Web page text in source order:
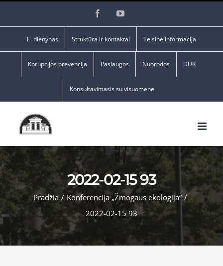
FacebookYouTube
E. dienynas Struktūra ir kontaktai Teisinė informacija
Korupcijos prevencija Paslaugos Nuorodos DUK
Konsultavimasis su visuomene
2022-02-15 93
Pradžia / Konferencija „Žmogaus ekologija“ /
2022-02-15 93